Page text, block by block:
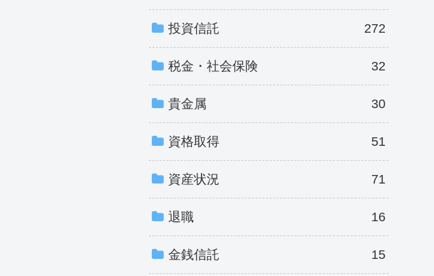
投資信託 272
税金・社会保険 32
貴金属 30
資格取得 51
資産状況 71
退職 16
金銭信託 15